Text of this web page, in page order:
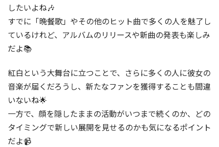
したいよね🎶
すでに「晩餐歌」やその他のヒット曲で多くの人を魅了し
ているけれど、アルバムのリリースや新曲の発表も楽しみ
だよ📚
紅白という大舞台に立つことで、さらに多くの人に彼女の
音楽が届くだろうし、新たなファンを獲得することも間違
いないね🌟
一方で、顔を隠したままの活動がいつまで続くのか、どの
タイミングで新しい展開を見せるのかも気になるポイント
だよ📹